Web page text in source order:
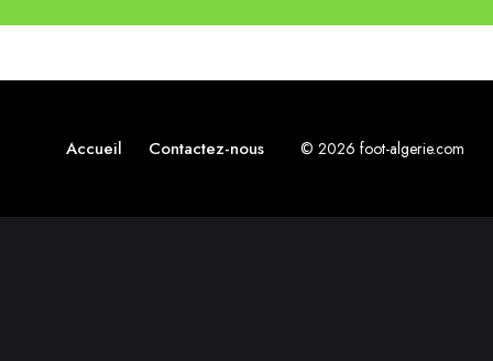
Accueil Contactez-nous © 2026 foot-algerie.com